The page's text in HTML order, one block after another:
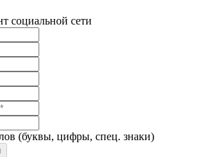
социальной сети
(буквы, цифры, спец. знаки)